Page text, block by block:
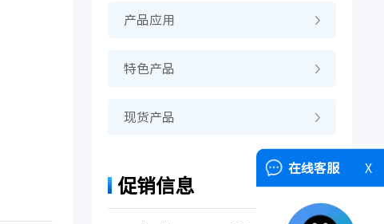
产品应用
特色产品
现货产品
促销信息
在线客服 X